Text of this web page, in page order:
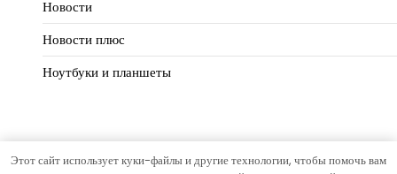
Новости
Новости плюс
Ноутбуки и планшеты
Этот сайт использует куки-файлы и другие технологии, чтобы помочь вам